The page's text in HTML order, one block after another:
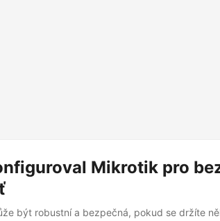
Mikrotik pro
být robustní a bezpečná, pokud se držíte